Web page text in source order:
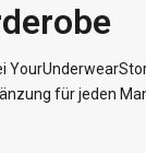
für jeden